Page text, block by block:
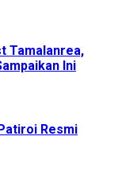
Tamalanrea,
Ini
Resmi